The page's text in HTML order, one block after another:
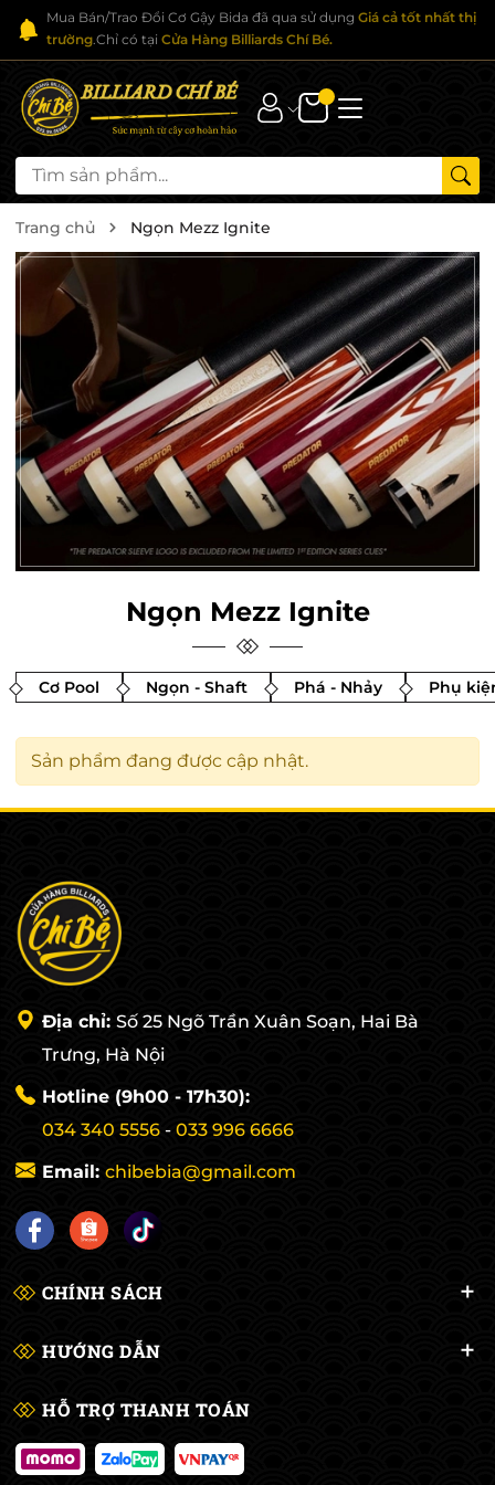
Mua Bán/Trao Đổi Cơ Gậy Bida đã qua sử dụng Giá cả tốt nhất thị
trường.Chỉ có tại Cửa Hàng Billiards Chí Bé.
Trang chủ Ngọn Mezz Ignite
Ngọn Mezz Ignite
Cơ Pool Ngọn - Shaft Phá - Nhảy Phụ
Sản phẩm đang được cập nhật.
Địa chỉ: Số 25 Ngõ Trần Xuân Soạn, Hai Bà
Trưng, Hà Nội
Hotline (9h00 - 17h30):
034 340 5556 - 033 996 6666
Email: chibebia@gmail.com
CHÍNH SÁCH
HƯỚNG DẪN
HỖ TRỢ THANH TOÁN